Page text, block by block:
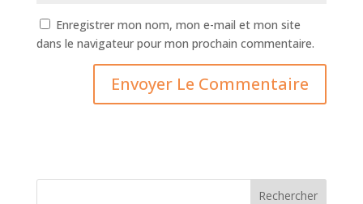
Enregistrer mon nom, mon e-mail et mon site
dans le navigateur pour mon prochain commentaire.
Rechercher